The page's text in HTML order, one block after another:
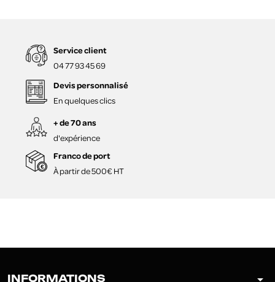
Service client
04 77 93 45 69
Devis personnalisé
En quelques clics
+ de 70 ans
d'expérience
Franco de port
À partir de 500€ HT
INFORMATIONS